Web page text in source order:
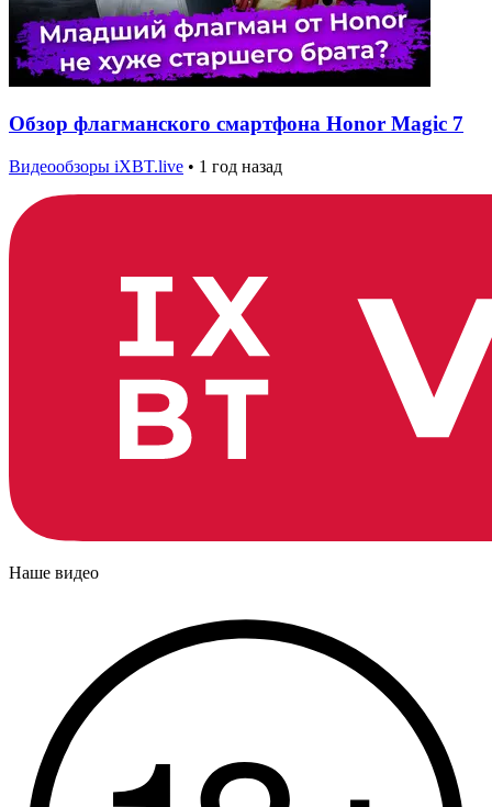
Обзор флагманского смартфона Honor Magic 7
Видеообзоры iXBT.live • 1 год назад
Наше видео